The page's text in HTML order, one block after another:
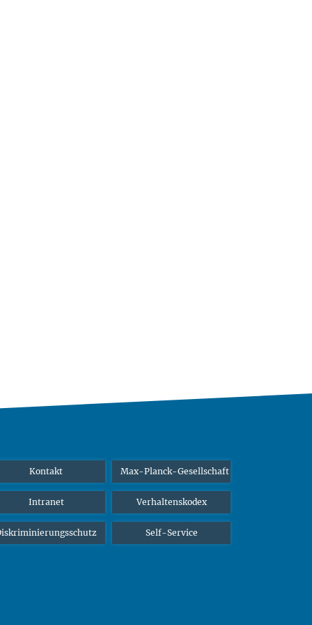
Kontakt Max-Planck-Gesellschaft
Intranet Verhaltenskodex
Self-Service